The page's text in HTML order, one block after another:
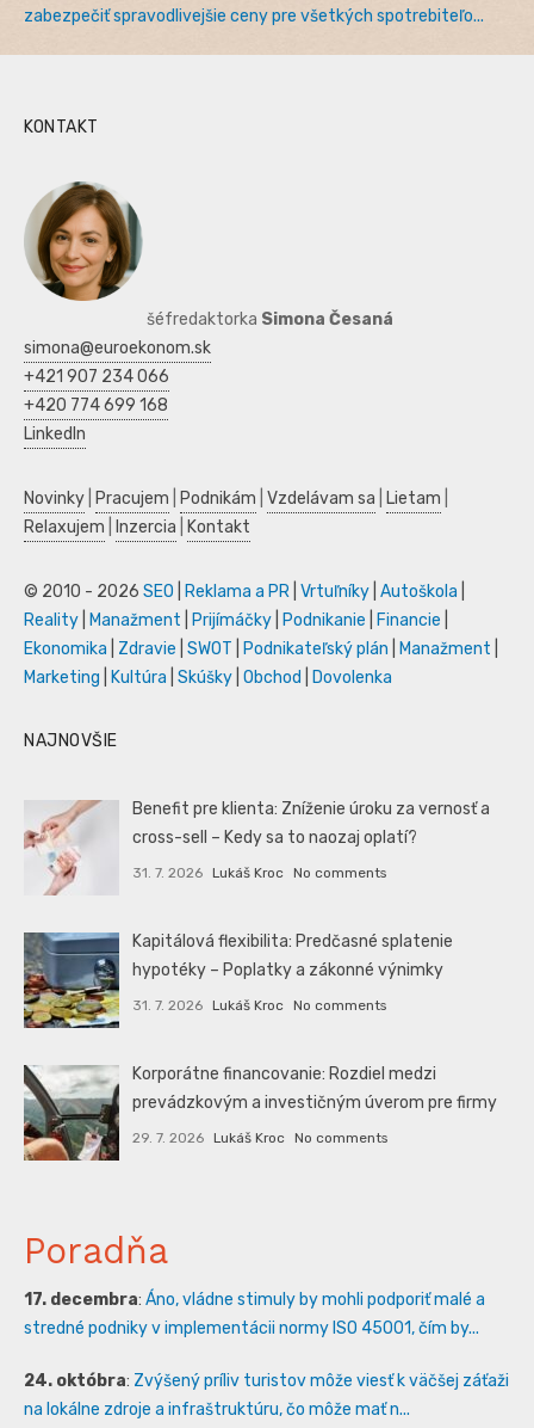
zabezpečiť spravodlivejšie ceny pre všetkých spotrebiteľo...
KONTAKT
šéfredaktorka Simona Česaná
simona@euroekonom.sk
+421 907 234 066
+420 774 699 168
LinkedIn
Novinky Pracujem Podnikám Vzdelávam sa Lietam
Relaxujem
Inzercia Kontakt
© 2010 - 2026 SEO Reklama a PR Vrtuľníky Autoškola
Reality
Manažment Prijímáčky Podnikanie Financie
Ekonomika
Zdravie SWOT Podnikateľský plán Manažment
Marketing
Kultúra Skúšky Obchod Dovolenka
NAJNOVŠIE
Benefit pre klienta: Zníženie úroku za vernosť a
cross-sell – Kedy sa to naozaj oplatí?
31. 7. 2026 Lukáš Kroc No comments
Kapitálová flexibilita: Predčasné splatenie
hypotéky – Poplatky a zákonné výnimky
31. 7. 2026 Lukáš Kroc No comments
Korporátne financovanie: Rozdiel medzi
prevádzkovým a investičným úverom pre firmy
29. 7. 2026 Lukáš Kroc No comments
Poradňa
17. decembra: Áno, vládne stimuly by mohli podporiť malé a
stredné podniky v implementácii normy ISO 45001, čím by...
24. októbra: Zvýšený príliv turistov môže viesť k väčšej záťaži
na lokálne zdroje a infraštruktúru, čo môže mať n...